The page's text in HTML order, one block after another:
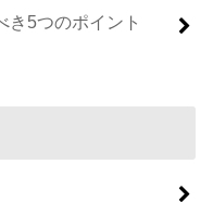
き5つのポイント